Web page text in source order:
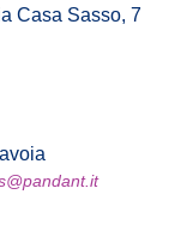
Casa Sasso, 7